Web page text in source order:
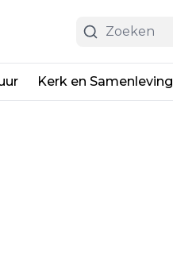
Kerk en Samenleving